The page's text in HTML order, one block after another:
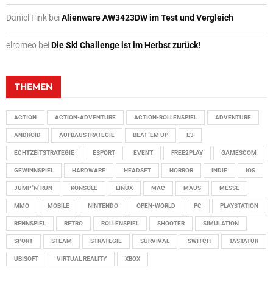
Daniel Fink beiAlienware AW3423DW im Test und Vergleich
elromeo beiDie Ski Challenge ist im Herbst zurück!
THEMEN
ACTION ACTION-ADVENTURE ACTION-ROLLENSPIEL ADVENTURE
ANDROID AUFBAUSTRATEGIE BEAT 'EM UP E3
ECHTZEITSTRATEGIE ESPORT EVENT FREE2PLAY GAMESCOM
GEWINNSPIEL HARDWARE HEADSET HORROR INDIE IOS
JUMP 'N' RUN KONSOLE LINUX MAC MAUS MESSE
MMO MOBILE NINTENDO OPEN-WORLD PC PLAYSTATION
RENNSPIEL RETRO ROLLENSPIEL SHOOTER SIMULATION
SPORT STEAM STRATEGIE SURVIVAL SWITCH TASTATUR
UBISOFT VIRTUAL REALITY XBOX